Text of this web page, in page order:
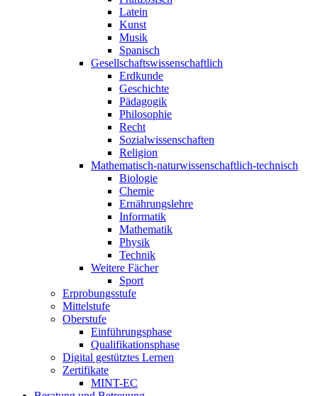
Latein
Kunst
Musik
Spanisch
Gesellschaftswissenschaftlich
Erdkunde
Geschichte
Pädagogik
Philosophie
Recht
Sozialwissenschaften
Religion
Mathematisch-naturwissenschaftlich-technisch
Biologie
Chemie
Ernährungslehre
Informatik
Mathematik
Physik
Technik
Weitere Fächer
Sport
Erprobungsstufe
Mittelstufe
Oberstufe
Einführungsphase
Qualifikationsphase
Digital gestütztes Lernen
Zertifikate
MINT-EC